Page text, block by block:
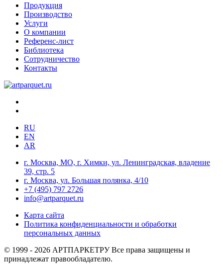
Продукция
Производство
Услуги
О компании
Референс-лист
Библиотека
Сотрудничество
Контакты
RU
EN
AR
г. Москва, МО, г. Химки, ул. Ленинградская, владение
39, стр. 5
г. Москва, ул. Большая полянка, 4/10
+7 (495) 797 2726
info@artparquet.ru
Карта сайта
Политика конфиденциальности и обработки
персональных данных
© 1999 - 2026 АРТПАРКЕТРУ Все права защищены и
принадлежат правообладателю.